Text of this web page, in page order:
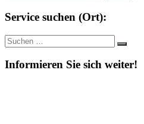
Service suchen (Ort):
Suche
nach:
Suchen
Informieren Sie sich weiter!